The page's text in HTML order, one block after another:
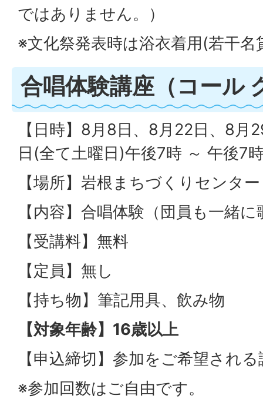
ではありません。）
※文化祭発表時は浴衣着用(若干
合唱体験講座（コール
【日時】8月8日、8月22日、8月
日(全て土曜日)午後7時 ～ 午後7
【場所】岩根まちづくりセンター
【内容】合唱体験（団員も一緒
【受講料】無料
【定員】無し
【持ち物】筆記用具、飲み物
【対象年齢】16歳以上
【申込締切】参加をご希望され
※参加回数はご自由です。